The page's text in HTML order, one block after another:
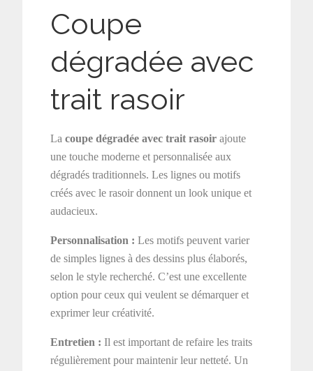
Coupe
dégradée avec
trait rasoir
Lacoupe dégradée avec trait rasoir ajoute
une touche moderne et personnalisée aux
dégradés traditionnels. Les lignes ou motifs
créés avec le rasoir donnent un look unique et
audacieux.
Personnalisation : Les motifs peuvent varier
de simples lignes à des dessins plus élaborés,
selon le style recherché. C’est une excellente
option pour ceux qui veulent se démarquer et
exprimer leur créativité.
Entretien : Il est important de refaire les traits
régulièrement pour maintenir leur netteté. Un